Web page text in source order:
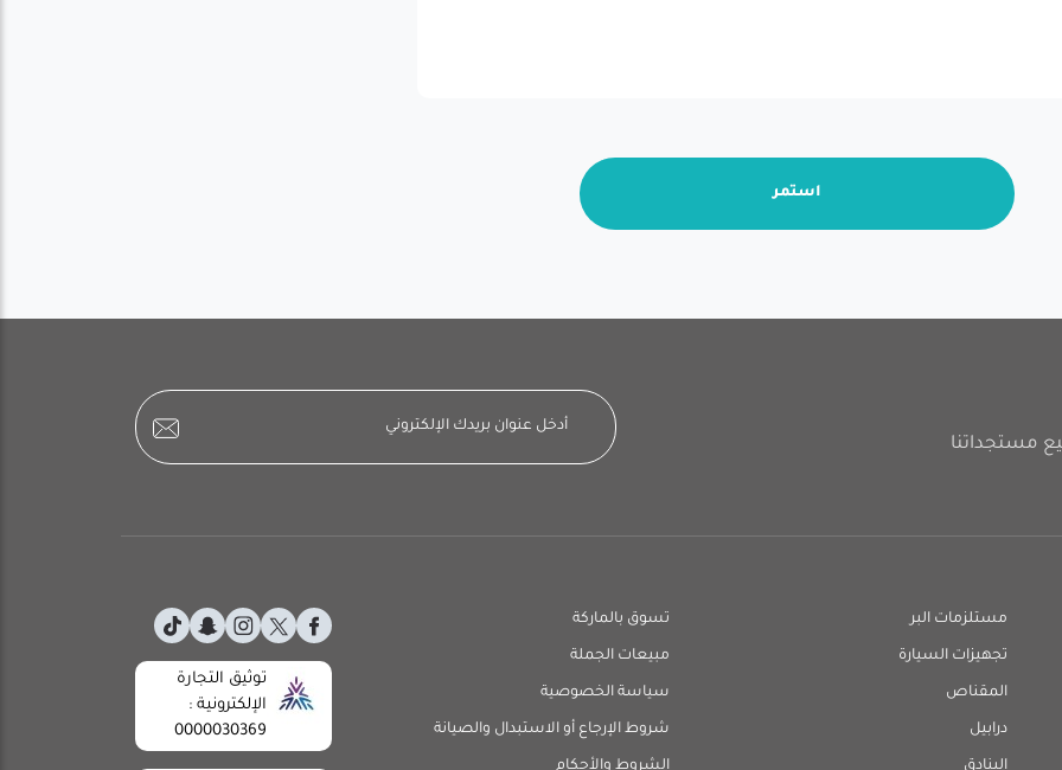
استمر
مستلزمات البر
تجهيزات السيارة
المقناص
درابيل
البنادق
تسوق بالماركة
مبيعات الجملة
سياسة الخصوصية
شروط الإرجاع أو الاستبدال والصيانة
الشروط والأحكام
توثيق التجارة
الإلكترونية :
0000030369